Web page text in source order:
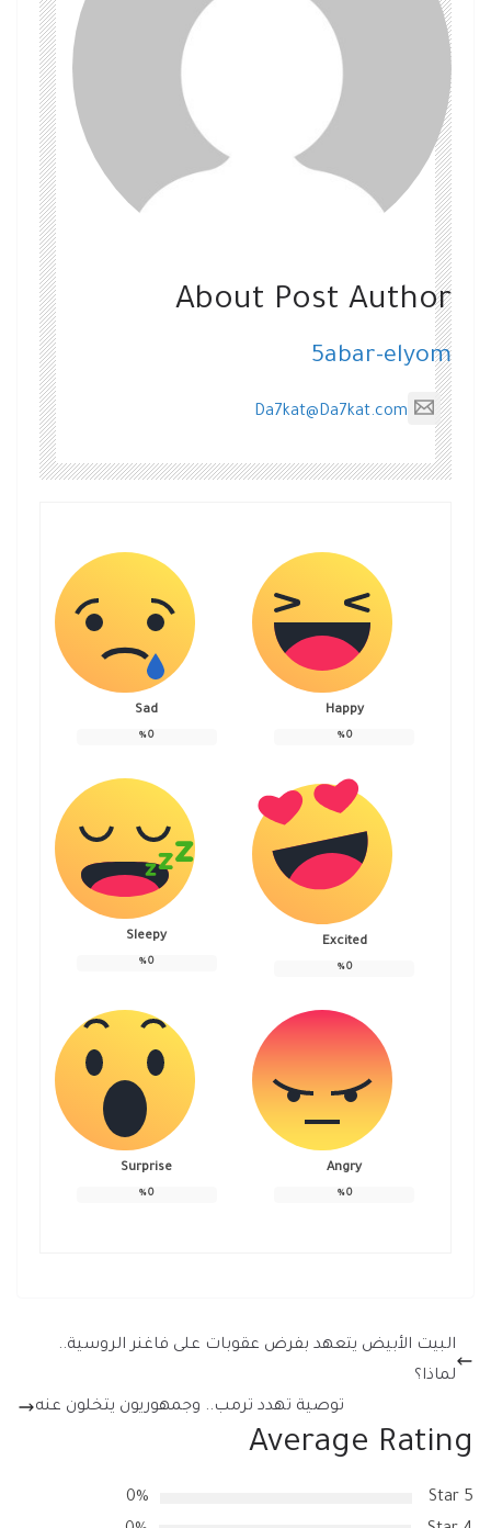
About Post Author
5abar-elyom
Da7kat@Da7kat.com
Happy
0
%
Sad
0
%
Excited
0
%
Sleepy
0
%
Angry
0
%
Surprise
0
%
البيت الأبيض يتعهد بفرض عقوبات على فاغنر الروسية..
لماذا؟
توصية تهدد ترمب.. وجمهوريون يتخلون عنه
Average Rating
5 Star
0%